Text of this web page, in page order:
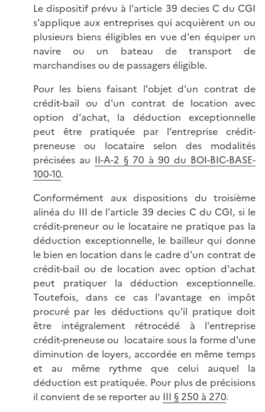
Le dispositif prévu à l'article 39 decies C du CGI
s'applique aux entreprises qui acquièrent un ou
plusieurs biens éligibles en vue d'en équiper un
navire ou un bateau de transport de
marchandises ou de passagers éligible.
Pour les biens faisant l'objet d'un contrat de
crédit-bail ou d'un contrat de location avec
option d'achat, la déduction exceptionnelle
peut être pratiquée par l'entreprise crédit-
preneuse ou locataire selon des modalités
précisées au II-A-2 § 70 à 90 du BOI-BIC-BASE-
100-10.
Conformément aux dispositions du troisième
alinéa du III de l'article 39 decies C du CGI, si le
crédit-preneur ou le locataire ne pratique pas la
déduction exceptionnelle, le bailleur qui donne
le bien en location dans le cadre d'un contrat de
crédit-bail ou de location avec option d'achat
peut pratiquer la déduction exceptionnelle.
Toutefois, dans ce cas l'avantage en impôt
procuré par les déductions qu'il pratique doit
être intégralement rétrocédé à l'entreprise
crédit-preneuse ou locataire sous la forme d'une
diminution de loyers, accordée en même temps
et au même rythme que celui auquel la
déduction est pratiquée. Pour plus de précisions
il convient de se reporter au III § 250 à 270.